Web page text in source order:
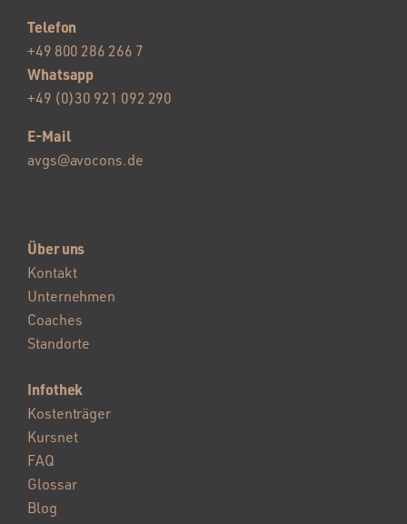
Telefon
+49 800 286 266 7
Whatsapp
+49 (0)30 921 092 290
E-Mail
avgs@avocons.de
Über uns
Kontakt
Unternehmen
Coaches
Standorte
Infothek
Kostenträger
Kursnet
FAQ
Glossar
Blog